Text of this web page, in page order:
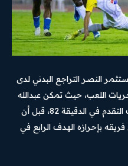
النصر التراجع البدني لدى
اللعب، حيث تمكن عبدالله
بن سالم المشرفي من تسجيل هدف التقدم في الدقيقة 82، قبل أن
بإحرازه الهدف الرابع في